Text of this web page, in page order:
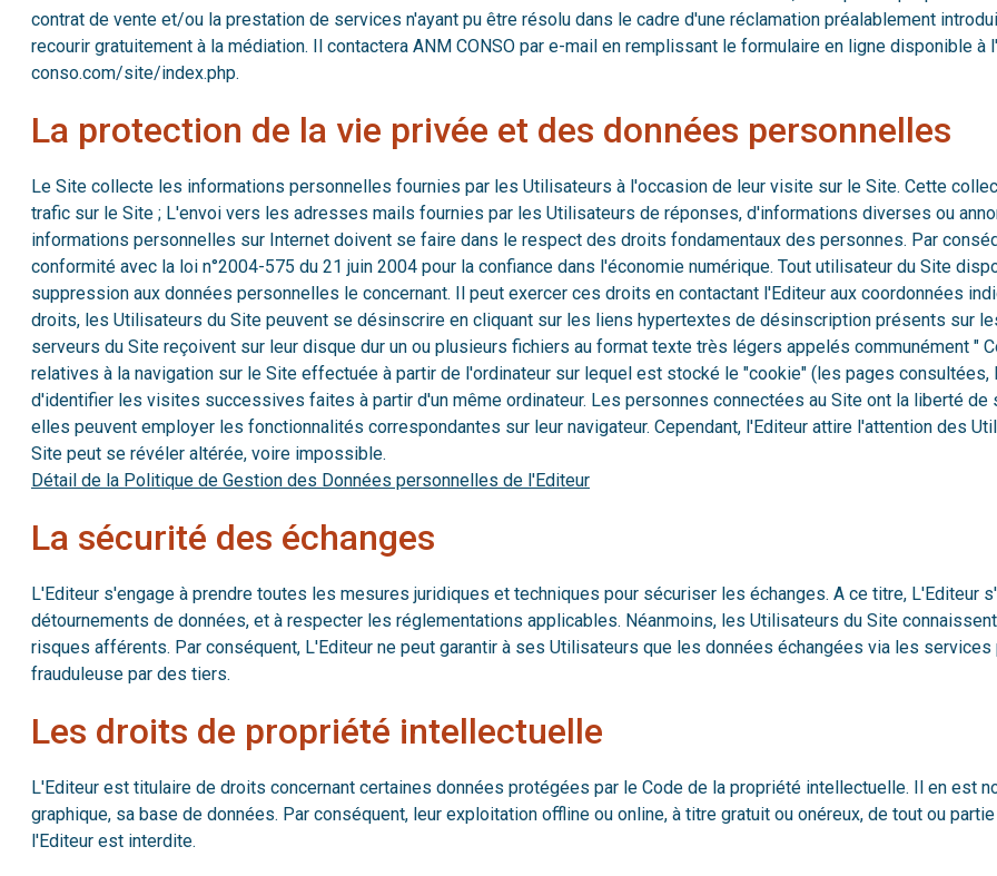
contrat de vente et/ou la prestation de services n'ayant pu être résolu dans le cadre d'une réclamation préalablement
recourir gratuitement à la médiation. Il contactera ANM CONSO par e-mail en remplissant le formulaire en ligne disponible
conso.com/site/index.php.
La protection de la vie privée et des données personnelles
Le Site collecte les informations personnelles fournies par les Utilisateurs à l'occasion de leur visite sur le Site. Cette
trafic sur le Site ; L'envoi vers les adresses mails fournies par les Utilisateurs de réponses, d'informations diverses ou
informations personnelles sur Internet doivent se faire dans le respect des droits fondamentaux des personnes. Par
conformité avec la loi n°2004-575 du 21 juin 2004 pour la confiance dans l'économie numérique. Tout utilisateur du Site
suppression aux données personnelles le concernant. Il peut exercer ces droits en contactant l'Editeur aux coordonnées
droits, les Utilisateurs du Site peuvent se désinscrire en cliquant sur les liens hypertextes de désinscription présents sur
serveurs du Site reçoivent sur leur disque dur un ou plusieurs fichiers au format texte très légers appelés communément "
relatives à la navigation sur le Site effectuée à partir de l'ordinateur sur lequel est stocké le "cookie" (les pages
d'identifier les visites successives faites à partir d'un même ordinateur. Les personnes connectées au Site ont la liberté
elles peuvent employer les fonctionnalités correspondantes sur leur navigateur. Cependant, l'Editeur attire l'attention des
Site peut se révéler altérée, voire impossible.
Détail de la Politique de Gestion des Données personnelles de l'Editeur
La sécurité des échanges
L'Editeur s'engage à prendre toutes les mesures juridiques et techniques pour sécuriser les échanges. A ce titre, L'Editeur
détournements de données, et à respecter les réglementations applicables. Néanmoins, les Utilisateurs du Site
risques afférents. Par conséquent, L'Editeur ne peut garantir à ses Utilisateurs que les données échangées via les
frauduleuse par des tiers.
Les droits de propriété intellectuelle
L'Editeur est titulaire de droits concernant certaines données protégées par le Code de la propriété intellectuelle. Il en est
graphique, sa base de données. Par conséquent, leur exploitation offline ou online, à titre gratuit ou onéreux, de tout ou
l'Editeur est interdite.